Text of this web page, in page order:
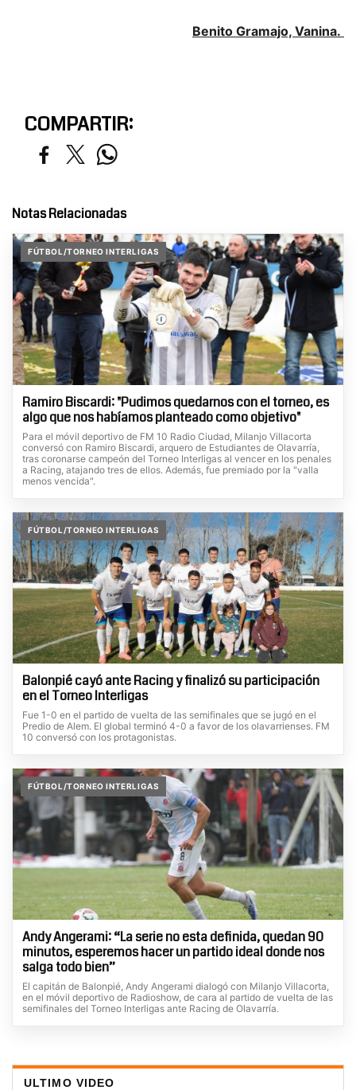
Benito Gramajo, Vanina.
COMPARTIR:
Notas Relacionadas
FÚTBOL/TORNEO INTERLIGAS
Ramiro Biscardi: "Pudimos quedarnos con el torneo, es
algo que nos habíamos planteado como objetivo"
Para el móvil deportivo de FM 10 Radio Ciudad, Milanjo Villacorta
conversó con Ramiro Biscardi, arquero de Estudiantes de Olavarría,
tras coronarse campeón del Torneo Interligas al vencer en los penales
a Racing, atajando tres de ellos. Además, fue premiado por la "valla
menos vencida".
FÚTBOL/TORNEO INTERLIGAS
Balonpié cayó ante Racing y finalizó su participación
en el Torneo Interligas
Fue 1-0 en el partido de vuelta de las semifinales que se jugó en el
Predio de Alem. El global terminó 4-0 a favor de los olavarrienses. FM
10 conversó con los protagonistas.
FÚTBOL/TORNEO INTERLIGAS
Andy Angerami: “La serie no esta definida, quedan 90
minutos, esperemos hacer un partido ideal donde nos
salga todo bien”
El capitán de Balonpié, Andy Angerami dialogó con Milanjo Villacorta,
en el móvil deportivo de Radioshow, de cara al partido de vuelta de las
semifinales del Torneo Interligas ante Racing de Olavarría.
ULTIMO VIDEO